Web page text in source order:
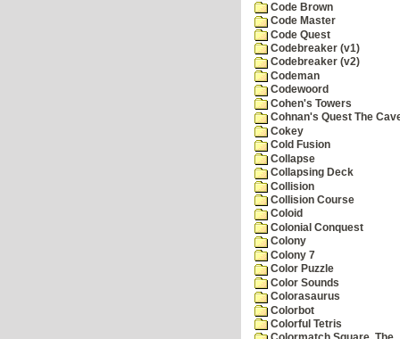
Code Brown
Code Master
Code Quest
Codebreaker (v1)
Codebreaker (v2)
Codeman
Codewoord
Cohen's Towers
Cohnan's Quest The
Cokey
Cold Fusion
Collapse
Collapsing Deck
Collision
Collision Course
Coloid
Colonial Conquest
Colony
Colony 7
Color Puzzle
Color Sounds
Colorasaurus
Colorbot
Colorful Tetris